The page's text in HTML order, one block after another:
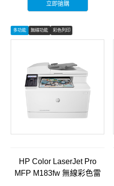
立即搶購
多功能 無線功能 彩色列印
HP Color LaserJet Pro
MFP M183fw 無線彩色雷